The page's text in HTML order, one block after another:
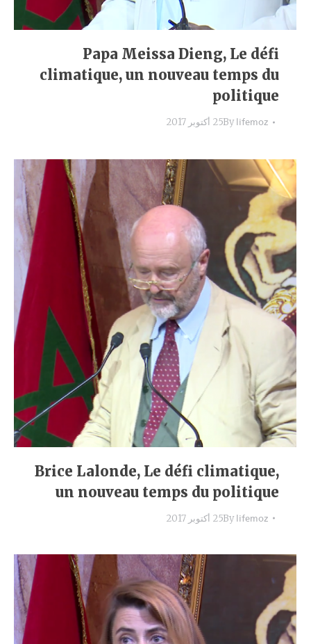
Papa Meissa Dieng, Le défi
climatique, un nouveau temps du
politique
By lifemoz 25 أكتوبر 2017
Brice Lalonde, Le défi climatique,
un nouveau temps du politique
By lifemoz 25 أكتوبر 2017